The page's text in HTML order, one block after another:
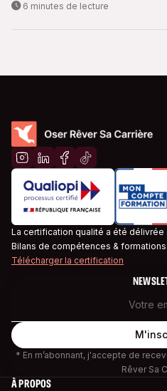
6 minutes de lecture
La certification qualité a été délivrée
Bilans de compétences & formations.
Télécharger la certification
* En m’abonnant, j'accepte de
Rêver Sa
À PROPOS